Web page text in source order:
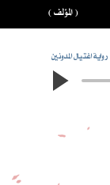
( المؤلف )
رواية اغتيال المدونين